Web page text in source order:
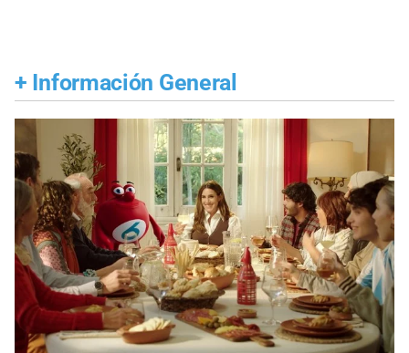
+ Información General